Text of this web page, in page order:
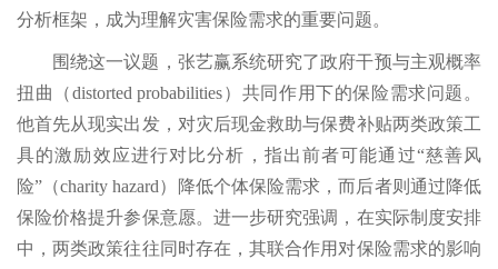
分析框架，成为理解灾害保险需求的重要问题。
围绕这一议题，张艺赢系统研究了政府干预与主观概率
扭曲（distorted probabilities）共同作用下的保险需求问题。
他首先从现实出发，对灾后现金救助与保费补贴两类政策工
具的激励效应进行对比分析，指出前者可能通过“慈善风
险”（charity hazard）降低个体保险需求，而后者则通过降低
保险价格提升参保意愿。进一步研究强调，在实际制度安排
中，两类政策往往同时存在，其联合作用对保险需求的影响